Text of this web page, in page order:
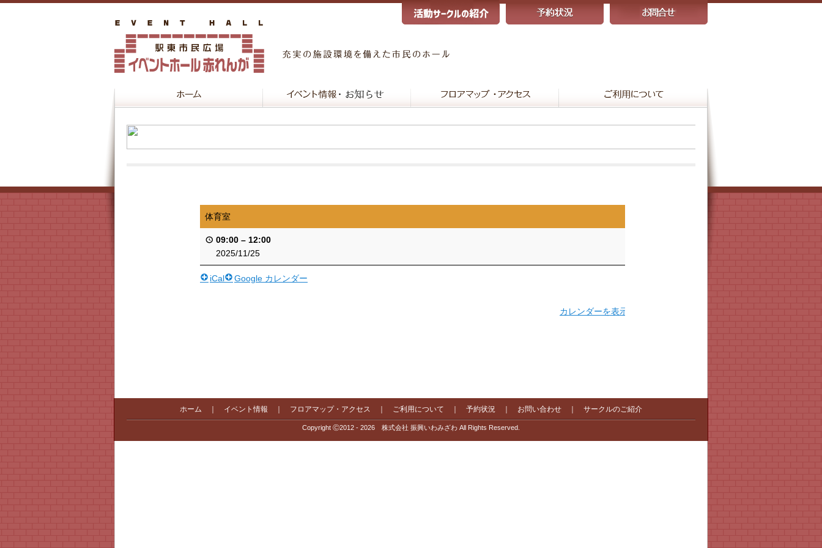
体育室
09:00 – 12:00
2025/11/25
iCal Google カレンダー
カレンダーを表示
ホーム イベント情報 フロアマップ・アクセス ご利用について 予約状況 お問い合わせ サークルのご紹介
Copyright Ⓒ2012 - 2026 株式会社 振興いわみざわ All Rights Reserved.